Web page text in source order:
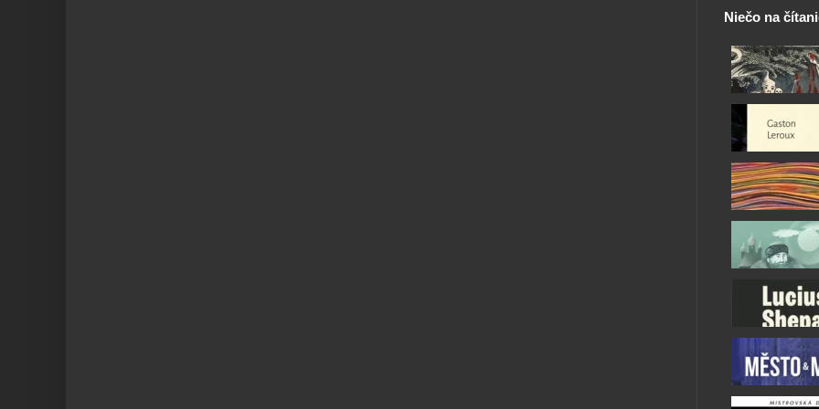
Niečo na